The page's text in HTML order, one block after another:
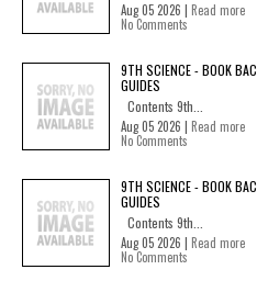
Aug 05 2026 | Read more
No Comments
9TH SCIENCE - BOOK
GUIDES
Contents 9th...
Aug 05 2026 | Read more
No Comments
9TH SCIENCE - BOOK
GUIDES
Contents 9th...
Aug 05 2026 | Read more
No Comments